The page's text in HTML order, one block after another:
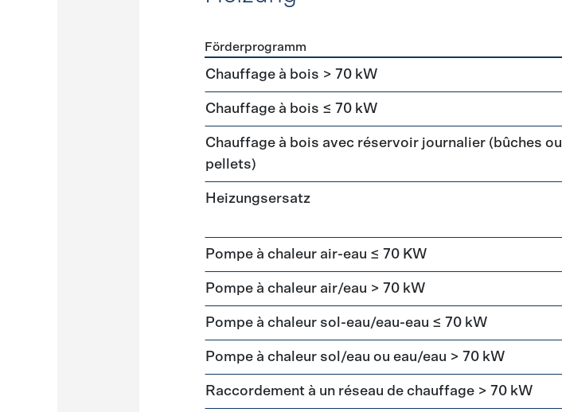
Förderprogramme Heizung
Förderprogramm
Chauffage à bois > 70 kW
Chauffage à bois ≤ 70 kW
Chauffage à bois avec réservoir journalier (bûches ou
pellets)
Heizungsersatz
Pompe à chaleur air-eau ≤ 70 KW
Pompe à chaleur air/eau > 70 kW
Pompe à chaleur sol-eau/eau-eau ≤ 70 kW
Pompe à chaleur sol/eau ou eau/eau > 70 kW
Raccordement à un réseau de chauffage > 70 kW